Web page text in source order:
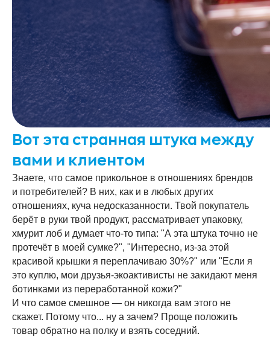
Вот эта странная штука между
вами и клиентом
Знаете, что самое прикольное в отношениях брендов
и потребителей? В них, как и в любых других
отношениях, куча недосказанности. Твой покупатель
берёт в руки твой продукт, рассматривает упаковку,
хмурит лоб и думает что-то типа: "А эта штука точно не
протечёт в моей сумке?", "Интересно, из-за этой
красивой крышки я переплачиваю 30%?" или "Если я
это куплю, мои друзья-экоактивисты не закидают меня
ботинками из переработанной кожи?"
И что самое смешное — он никогда вам этого не
скажет. Потому что... ну а зачем? Проще положить
товар обратно на полку и взять соседний.